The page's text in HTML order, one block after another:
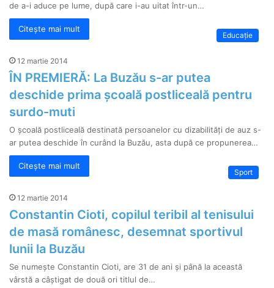
de a-i aduce pe lume, după care i-au uitat într-un…
Citește mai mult
Educaţie
12 martie 2014
ÎN PREMIERĂ: La Buzău s-ar putea
deschide prima școală postliceală pentru
surdo-muti
O școală postliceală destinată persoanelor cu dizabilități de auz s-
ar putea deschide în curând la Buzău, asta după ce propunerea…
Citește mai mult
Sport
12 martie 2014
Constantin Cioti, copilul teribil al tenisului
de masă românesc, desemnat sportivul
lunii la Buzău
Se numește Constantin Cioti, are 31 de ani și până la această
vârstă a câștigat de două ori titlul de…